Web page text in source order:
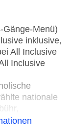
Gänge-Menü)
inklusive,
All Inclusive
Inclusive
nationale